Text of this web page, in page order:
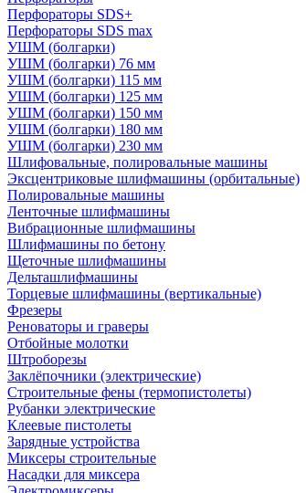
Перфораторы SDS+
Перфораторы SDS max
УШМ (болгарки)
УШМ (болгарки) 76 мм
УШМ (болгарки) 115 мм
УШМ (болгарки) 125 мм
УШМ (болгарки) 150 мм
УШМ (болгарки) 180 мм
УШМ (болгарки) 230 мм
Шлифовальные, полировальные машины
Эксцентриковые шлифмашины (орбитальные)
Полировальные машины
Ленточные шлифмашины
Вибрационные шлифмашины
Шлифмашины по бетону
Щеточные шлифмашины
Дельташлифмашины
Торцевые шлифмашины (вертикальные)
Фрезеры
Реноваторы и граверы
Отбойные молотки
Штроборезы
Заклёпочники (электрические)
Строительные фены (термопистолеты)
Рубанки электрические
Клеевые пистолеты
Зарядные устройства
Миксеры строительные
Насадки для миксера